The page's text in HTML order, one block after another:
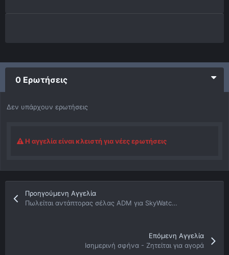
0 Ερωτήσεις
Δεν υπάρχουν ερωτήσεις
Η αγγελία είναι κλειστή για νέες ερωτήσεις
Προηγούμενη Αγγελία
Πωλείται αντάπτορας σέλας ADM για SkyWatcher AZ-EQ5 και Orion Sirius AZ/EQ-G
Επόμενη Αγγελία
Ισημερινή σφήνα - Ζητείται για αγορά